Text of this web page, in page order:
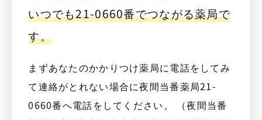
いつでも21-0660番でつながる薬局で
す。
まずあなたのかかりつけ薬局に電話をしてみ
て連絡がとれない場合に夜間当番薬局21-
0660番へ電話をしてください。 （夜間当番